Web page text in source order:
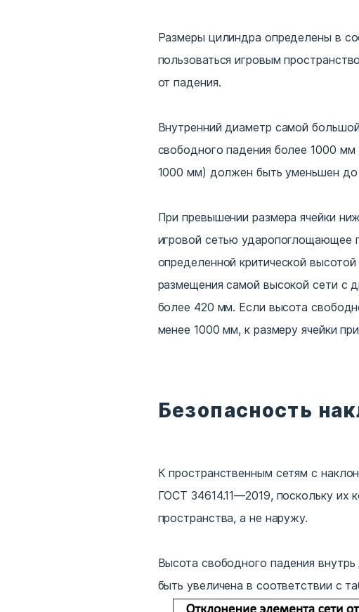
Размеры цилиндра определены в
пользоваться игровым
от падения.
Внутренний диаметр самой
свободного падения более 1000
1000 мм) должен быть уменьшен
При превышении размера ячейки
игровой сетью ударопоглощающее
определенной критической
размещения самой высокой сети с
более 420 мм. Если высота
менее 1000 мм, к размеру ячейки
Безопасность
К пространственным сетям с
ГОСТ 34614.11—2019, поскольку их
пространства, а не наружу.
Высота свободного падения
быть увеличена в соответствии с